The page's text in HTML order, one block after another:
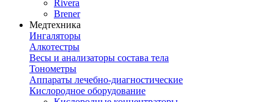
Rivera
Brener
Медтехника
Ингаляторы
Алкотестры
Весы и анализаторы состава тела
Тонометры
Аппараты лечебно-диагностические
Кислородное оборудование